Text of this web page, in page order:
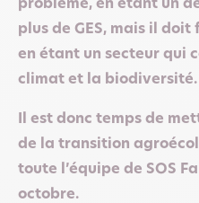
problème, en étant un
plus de GES, mais il
en étant un secteur qui
climat et la biodiversité.
Il est donc temps de
de la transition
toute l’équipe de SOS
octobre.